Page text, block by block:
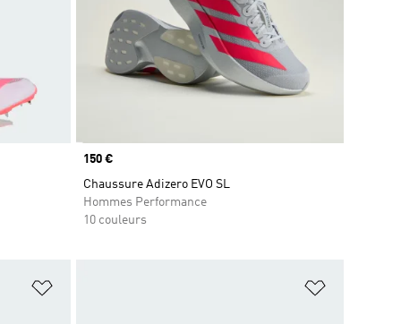
Prix
150 €
Chaussure Adizero EVO SL
Hommes Performance
10 couleurs